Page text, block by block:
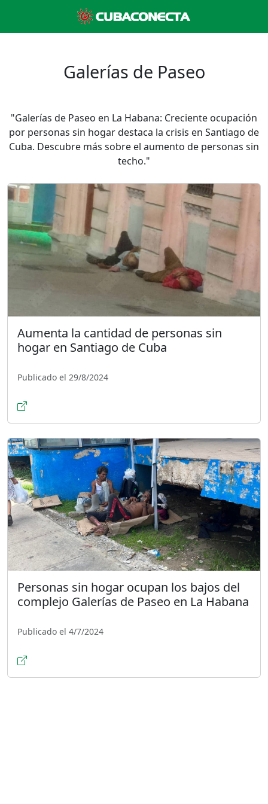
Galerías de Paseo
"Galerías de Paseo en La Habana: Creciente ocupación
por personas sin hogar destaca la crisis en Santiago de
Cuba. Descubre más sobre el aumento de personas sin
techo."
Aumenta la cantidad de personas sin
hogar en Santiago de Cuba
Publicado el 29/8/2024
Personas sin hogar ocupan los bajos del
complejo Galerías de Paseo en La Habana
Publicado el 4/7/2024